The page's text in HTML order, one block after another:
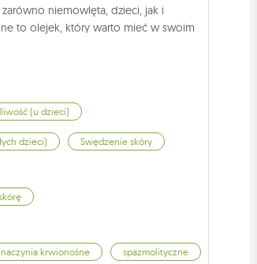
niemowlęta, dzieci, jak i
to olejek, który warto mieć w swoim
(u dzieci)
dzieci) Swędzenie skóry
krwionośne spazmolityczne